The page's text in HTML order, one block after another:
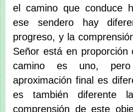
el camino que conduce
ese sendero hay
progreso, y la
Señor está en proporción
camino es uno,
aproximación final es
es también diferente
comprensión de este